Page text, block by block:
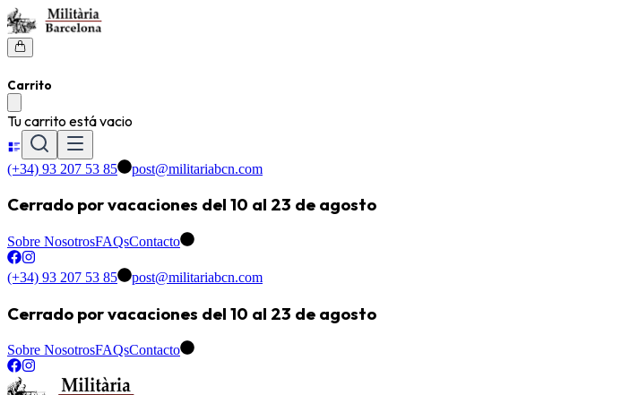
Carrito
Tu carrito está vacio
(+34) 93 207 53 85 post@militariabcn.com
Cerrado por vacaciones del 10 al 23 de agosto
Sobre NosotrosFAQsContacto
(+34) 93 207 53 85 post@militariabcn.com
Cerrado por vacaciones del 10 al 23 de agosto
Sobre NosotrosFAQsContacto